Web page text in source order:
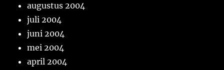
augustus 2004
juli 2004
juni 2004
mei 2004
april 2004